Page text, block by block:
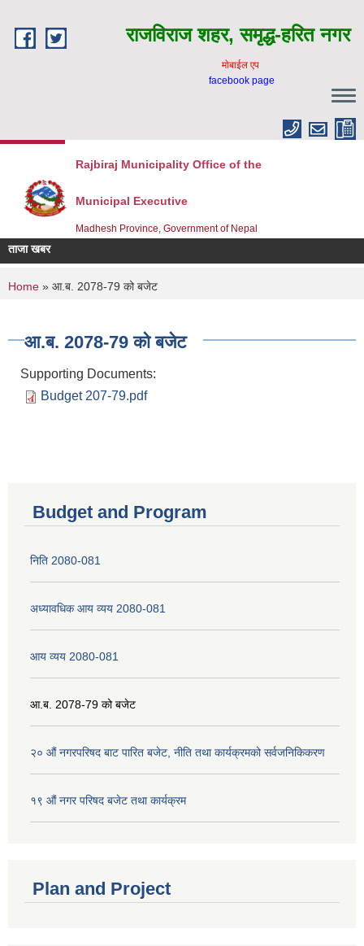
राजविराज शहर, समृद्ध-हरित नगर
माेबाईल एप
facebook page
Rajbiraj Municipality Office of the
Municipal Executive
Madhesh Province, Government of Nepal
ताजा खबर
You are here
Home » आ.ब. 2078-79 को बजेट
आ.ब. 2078-79 को बजेट
Supporting Documents:
Budget 207-79.pdf
Budget and Program
निति 2080-081
अध्यावधिक आय व्यय 2080-081
आय व्यय 2080-081
आ.ब. 2078-79 को बजेट
२० औं नगरपरिषद बाट पारित बजेट, नीति तथा कार्यक्रमको सर्वजनिकिकरण
१९ औं नगर परिषद बजेट तथा कार्यक्रम
Plan and Project